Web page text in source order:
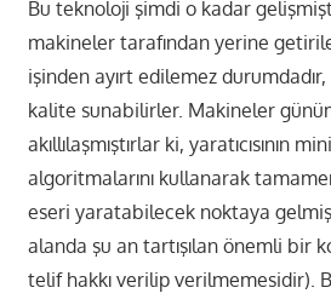
Bu teknoloji şimdi o kadar
makineler tarafından yerine
işinden ayırt edilemez
kalite sunabilirler. Makineler
akıllılaşmıştırlar ki, yaratıcısının
algoritmalarını kullanarak
eseri yaratabilecek noktaya
alanda şu an tartışılan önemli bir
telif hakkı verilip verilmemesidir).